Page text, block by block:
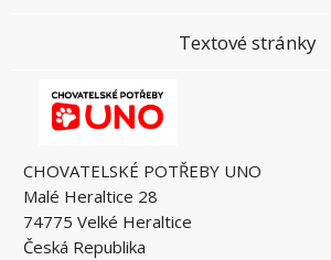
CHOVATELSKÉ POTŘEBY UNO
Malé Heraltice 28
74775 Velké Heraltice
Česká Republika
Textové stránky